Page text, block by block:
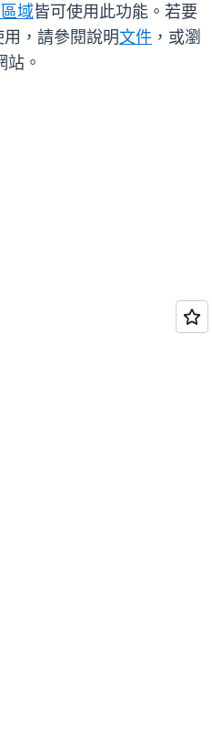
域皆可使用此功能。若要
用，請參閱說明文件 ，或瀏
站。